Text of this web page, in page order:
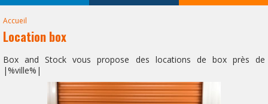
Accueil
Location box
Box and Stock vous propose des locations de box près de
|%ville%|